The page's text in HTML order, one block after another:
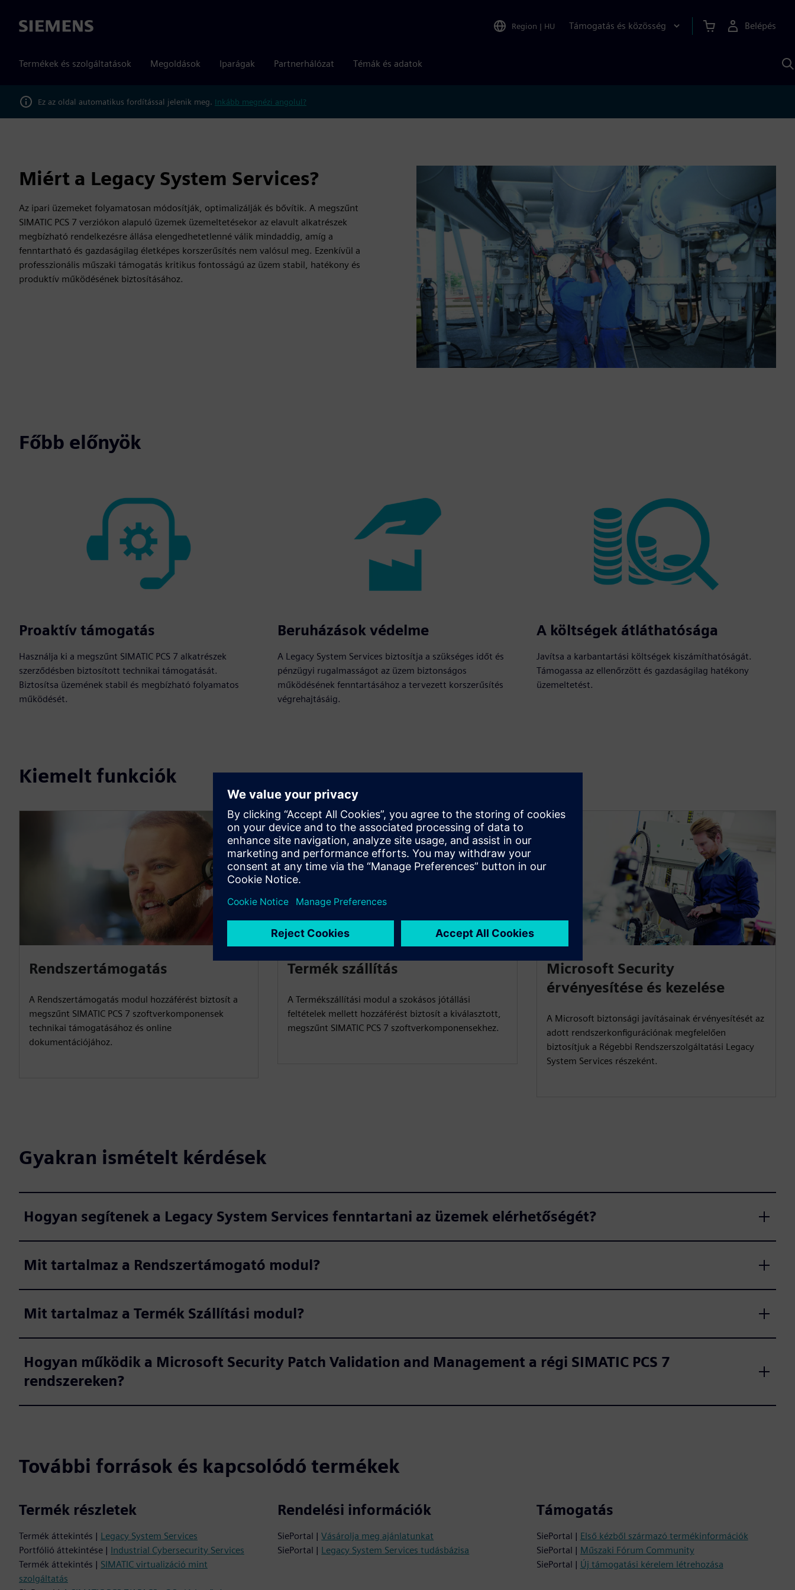
Siemens Region | HU Támogatás és közösség Belépés
Termékek és szolgáltatások Megoldások Iparágak Partnerhálózat Témák és adatok
Ez az oldal automatikus fordítással jelenik meg. Inkább megnézi angolul?
Miért a Legacy System Services?
Az ipari üzemeket folyamatosan módosítják, optimalizálják és bővítik. A megszűnt
SIMATIC PCS 7 verziókon alapuló üzemek üzemeltetésekor az elavult alkatrészek
megbízható rendelkezésre állása elengedhetetlenné válik mindaddig, amíg a
fenntartható és gazdaságilag életképes korszerűsítés nem valósul meg. Ezenkívül a
professzionális műszaki támogatás kritikus fontosságú az üzem stabil, hatékony és
produktív működésének biztosításához.
Főbb előnyök
Proaktív támogatás
Használja ki a megszűnt SIMATIC PCS 7 alkatrészek
szerződésben biztosított technikai támogatását.
Biztosítsa üzemének stabil és megbízható folyamatos
működését.
Beruházások védelme
A Legacy System Services biztosítja a szükséges időt és
pénzügyi rugalmasságot az üzem biztonságos
működésének fenntartásához a tervezett korszerűsítés
végrehajtásáig.
A költségek átláthatósága
Javítsa a karbantartási költségek kiszámíthatóságát.
Támogassa az ellenőrzött és gazdaságilag hatékony
üzemeltetést.
Kiemelt funkciók
Rendszertámogatás
A Rendszertámogatás modul hozzáférést biztosít a
megszűnt SIMATIC PCS 7 szoftverkomponensek
technikai támogatásához és online
dokumentációjához.
Termék szállítás
A Termékszállítási modul a szokásos jótállási
feltételek mellett hozzáférést biztosít a kiválasztott,
megszűnt SIMATIC PCS 7 szoftverkomponensekhez.
Microsoft Security
érvényesítése és kezelése
A Microsoft biztonsági javításainak érvényesítését az
adott rendszerkonfigurációnak megfelelően
biztosítjuk a Régebbi Rendszerszolgáltatási Legacy
System Services részeként.
Gyakran ismételt kérdések
Hogyan segítenek a Legacy System Services fenntartani az üzemek elérhetőségét?
Mit tartalmaz a Rendszertámogató modul?
Mit tartalmaz a Termék Szállítási modul?
Hogyan működik a Microsoft Security Patch Validation and Management a régi SIMATIC PCS 7
rendszereken?
További források és kapcsolódó termékek
Termék részletek
Termék áttekintés | Legacy System Services
Portfólió áttekintése | Industrial Cybersecurity Services
Termék áttekintés | SIMATIC virtualizáció mint
szolgáltatás
Rendelési információk
SiePortal |Vásárolja meg ajánlatunkat
SiePortal | Legacy System Services tudásbázisa
Támogatás
SiePortal | Első kézből származó termékinformációk
SiePortal | Műszaki Fórum Community
SiePortal | Új támogatási kérelem létrehozása